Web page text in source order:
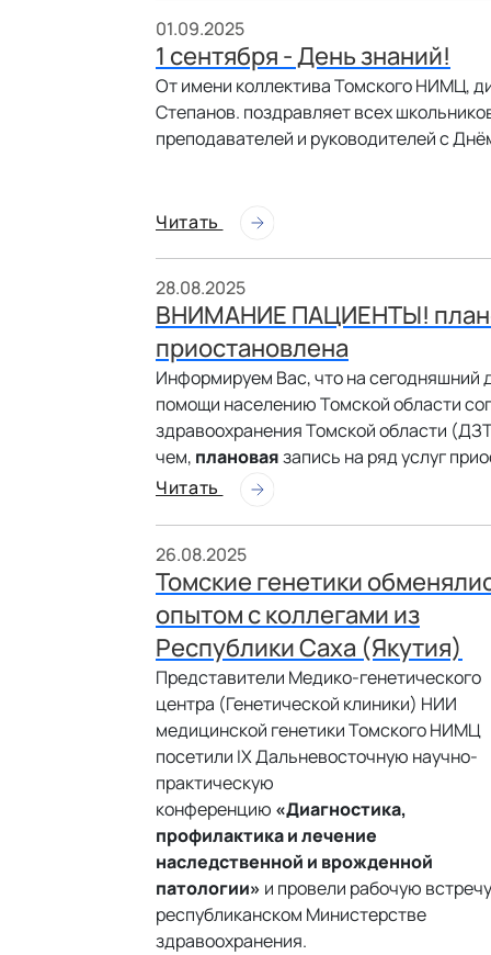
01.09.2025
1 сентября - День знаний!
От имени коллектива Томского НИМЦ,
Степанов. поздравляет всех
преподавателей и руководителей с
Читать
28.08.2025
ВНИМАНИЕ ПАЦИЕНТЫ!
приостановлена
Информируем Вас, что на сегодняшний
помощи населению Томской области
здравоохранения Томской области
чем, плановаязапись на ряд услуг
Читать
26.08.2025
Томские генетики
опытом с коллегами из
Республики Саха (Якутия)
Представители Медико-генетического
центра (Генетической клиники) НИИ
медицинской генетики Томского НИМЦ
посетили IX Дальневосточную научно-
практическую
конференцию «Диагностика,
профилактика и лечение
наследственной и врожденной
патологии» и провели рабочую
республиканском Министерстве
здравоохранения.